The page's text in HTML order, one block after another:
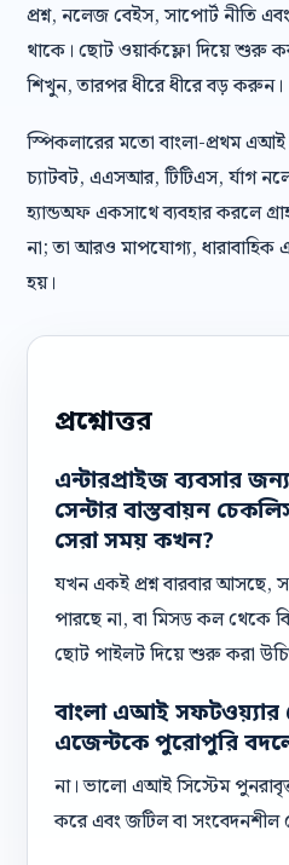
প্রশ্ন, নলেজ বেইস, সাপোর্ট নীতি
থাকে। ছোট ওয়ার্কফ্লো দিয়ে শুরু
শিখুন, তারপর ধীরে ধীরে বড় করুন।
স্পিকলারের মতো বাংলা-প্রথম
চ্যাটবট, এএসআর, টিটিএস, র্যাগ
হ্যান্ডঅফ একসাথে ব্যবহার করলে
না; তা আরও মাপযোগ্য, ধারাবাহিক
হয়।
প্রশ্নোত্তর
এন্টারপ্রাইজ ব্যবসার
সেন্টার বাস্তবায়ন
সেরা সময় কখন?
যখন একই প্রশ্ন বারবার আসছে,
পারছে না, বা মিসড কল থেকে
ছোট পাইলট দিয়ে শুরু করা
বাংলা এআই সফটওয়্যার
এজেন্টকে পুরোপুরি
না। ভালো এআই সিস্টেম
করে এবং জটিল বা সংবেদনশীল